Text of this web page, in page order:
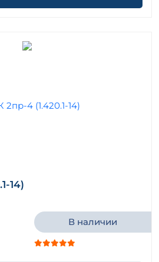
14)
В наличии